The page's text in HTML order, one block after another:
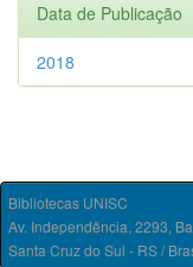
Data de Publicação
2018
Bibliotecas UNISC
Av. Independência, 2293,
Santa Cruz do Sul - RS /